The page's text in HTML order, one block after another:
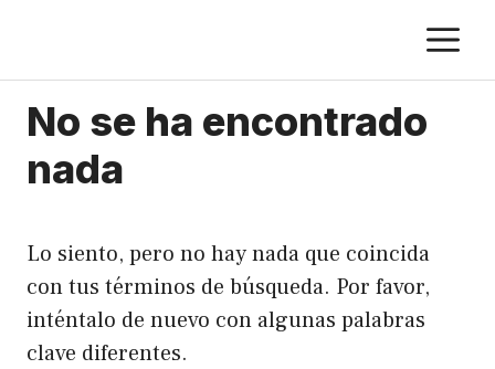
contenido
No se ha encontrado
nada
Lo siento, pero no hay nada que coincida
con tus términos de búsqueda. Por favor,
inténtalo de nuevo con algunas palabras
clave diferentes.